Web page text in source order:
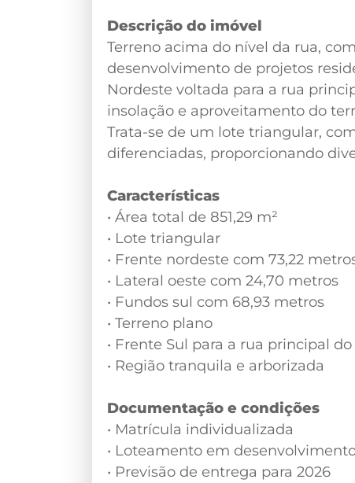
Descrição do imóvel
Terreno acima do nível da rua,
desenvolvimento de projetos
Nordeste voltada para a rua
insolação e aproveitamento do
Trata-se de um lote triangular,
diferenciadas, proporcionando
Características
• Área total de 851,29 m²
• Lote triangular
• Frente nordeste com 73,22
• Lateral oeste com 24,70 metros
• Fundos sul com 68,93 metros
• Terreno plano
• Frente Sul para a rua principal
• Região tranquila e arborizada
Documentação e condições
• Matrícula individualizada
• Loteamento em
• Previsão de entrega para 2026